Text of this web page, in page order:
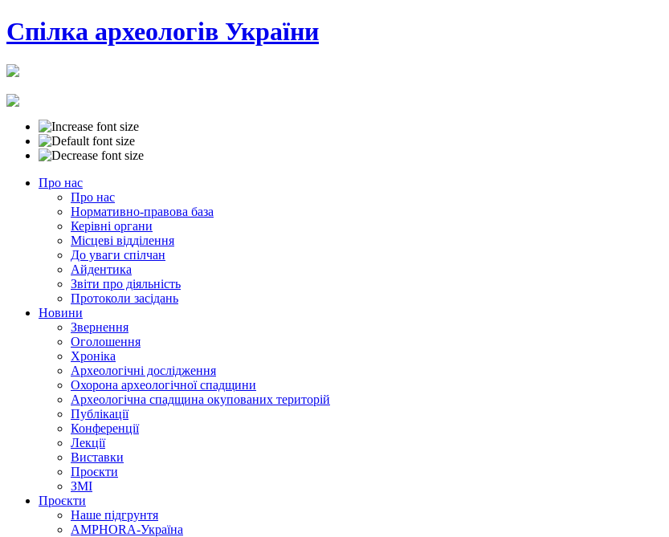
Cпілка археологів України
Про нас
Про нас
Нормативно-правова база
Керівні органи
Місцеві відділення
До уваги спілчан
Айдентика
Звіти про діяльність
Протоколи засідань
Новини
Звернення
Оголошення
Хроніка
Археологічні дослідження
Охорона археологічної спадщини
Археологічна спадщина окупованих територій
Публікації
Конференції
Лекції
Виставки
Проєкти
ЗМІ
Проєкти
Наше підгрунтя
AMPHORA-Україна